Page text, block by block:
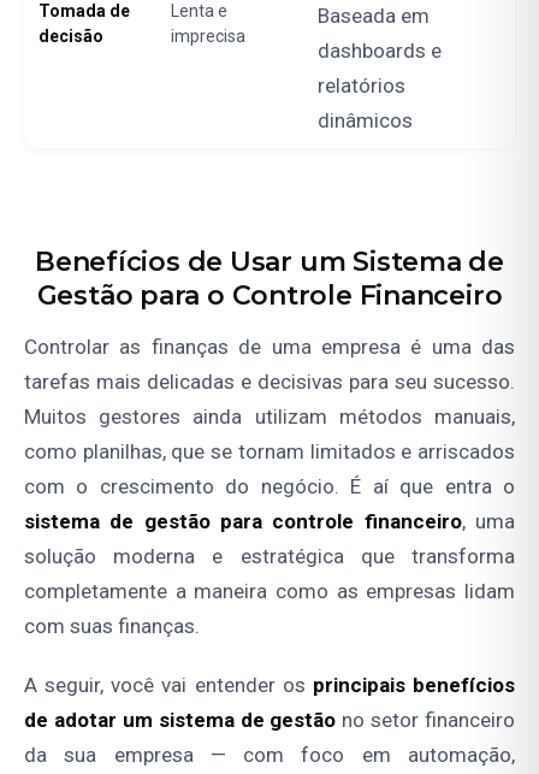
Tomada de
decisão
Lenta e
imprecisa
Baseada em
dashboards e
relatórios
dinâmicos
Benefícios de Usar um Sistema de
Gestão para o Controle Financeiro
Controlar as finanças de uma empresa é uma das
tarefas mais delicadas e decisivas para seu sucesso.
Muitos gestores ainda utilizam métodos manuais,
como planilhas, que se tornam limitados e arriscados
com o crescimento do negócio. É aí que entra o
sistema de gestão para controle financeiro, uma
solução moderna e estratégica que transforma
completamente a maneira como as empresas lidam
com suas finanças.
A seguir, você vai entender os principais benefícios
de adotar um sistema de gestão no setor financeiro
da sua empresa — com foco em automação,